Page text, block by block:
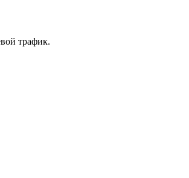
трафик.